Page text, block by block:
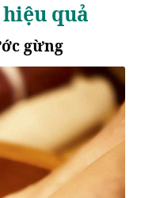
hiệu quả
gừng